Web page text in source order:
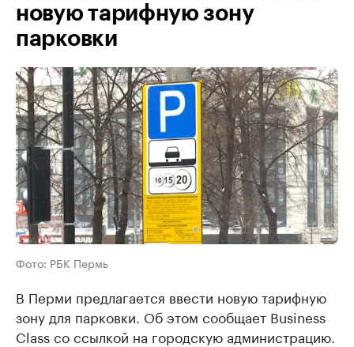
новую тарифную зону
парковки
Фото: РБК Пермь
В Перми предлагается ввести новую тарифную
зону для парковки. Об этом сообщает Business
Class со ссылкой на городскую администрацию.